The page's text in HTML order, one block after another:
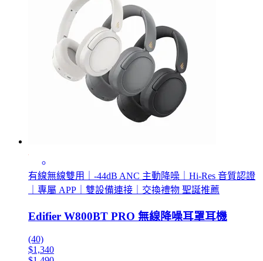
有線無線雙用｜-44dB ANC 主動降噪｜Hi-Res 音質認證
｜專屬 APP｜雙設備連接｜交換禮物 聖誕推薦
Edifier W800BT PRO 無線降噪耳罩耳機
(40)
$1,340